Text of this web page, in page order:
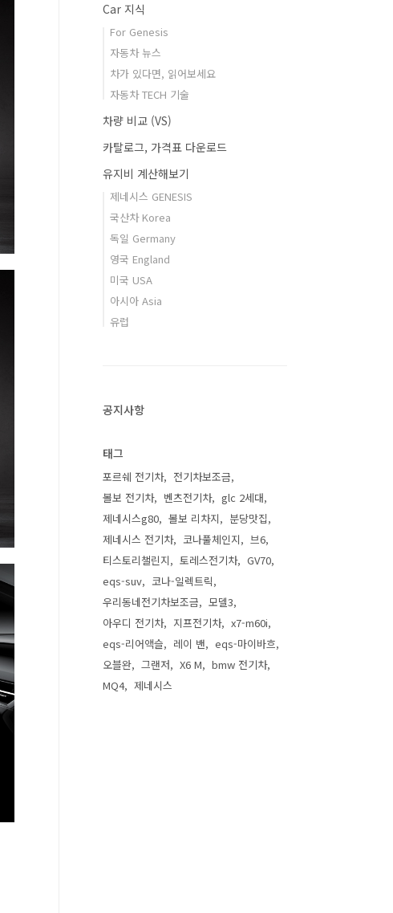
Car 지식
For Genesis
자동차 뉴스
차가 있다면, 읽어보세요
자동차 TECH 기술
차량 비교 (VS)
카탈로그, 가격표 다운로드
유지비 계산해보기
제네시스 GENESIS
국산차 Korea
독일 Germany
영국 England
미국 USA
아시아 Asia
유럽
공지사항
태그
포르쉐 전기차
전기차보조금
볼보 전기차
벤츠전기차
glc 2세대
제네시스g80
볼보 리차지
분당맛집
제네시스 전기차
코나풀체인지
브6
티스토리챌린지
토레스전기차
GV70
eqs-suv
코나-일렉트릭
우리동네전기차보조금
모델3
아우디 전기차
지프전기차
x7-m60i
eqs-리어액슬
레이 밴
eqs-마이바흐
오블완
그랜저 X6 M
bmw 전기차
MQ4
제네시스